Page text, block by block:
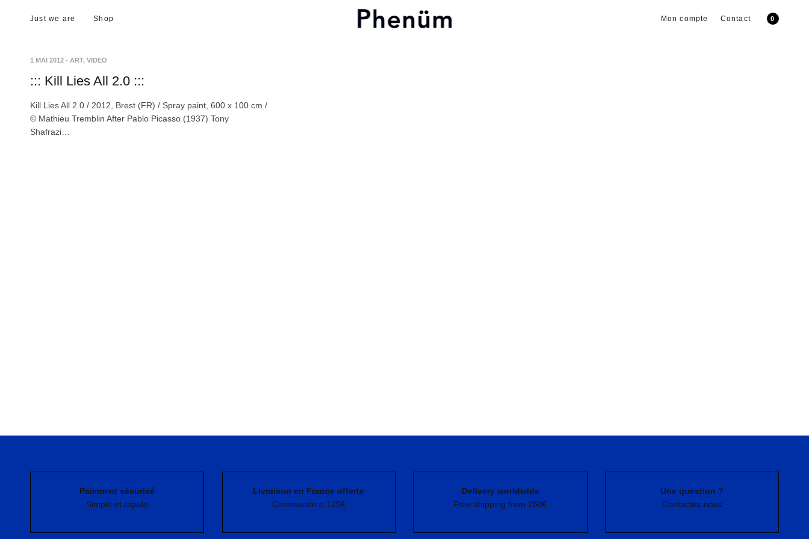
Just we are Shop Mon compte Contact 0
1 MAI 2012 - ART, VIDEO
::: Kill Lies All 2.0 :::
Kill Lies All 2.0 / 2012, Brest (FR) / Spray paint, 600 x 100 cm /
© Mathieu Tremblin After Pablo Picasso (1937) Tony
Shafrazi…
Paiement sécurisé
Simple et rapide
Livraison en France offerte
Commande ≥ 125€
Delivery worldwide
Free shipping from 250€
Une question ?
Contactez-nous